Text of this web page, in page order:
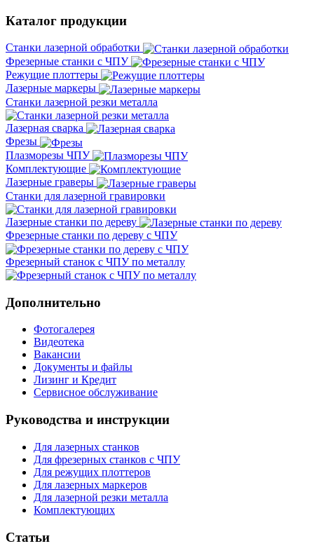
Каталог продукции
Станки лазерной обработки
Фрезерные станки с ЧПУ
Режущие плоттеры
Лазерные маркеры
Станки лазерной резки металла
Лазерная сварка
Фрезы
Плазморезы ЧПУ
Комплектующие
Лазерные граверы
Станки для лазерной гравировки
Лазерные станки по дереву
Фрезерные станки по дереву с ЧПУ
Фрезерный станок с ЧПУ по металлу
Дополнительно
Фотогалерея
Видеотека
Вакансии
Документы и файлы
Лизинг и Кредит
Сервисное обслуживание
Руководства и инструкции
Для лазерных станков
Для фрезерных станков с ЧПУ
Для режущих плоттеров
Для лазерных маркеров
Для лазерной резки металла
Комплектующих
Статьи